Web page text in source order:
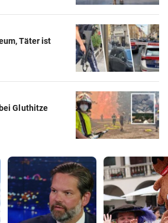
Täter ist
Gluthitze